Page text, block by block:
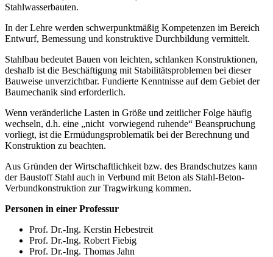
Stahlwasserbauten.
In der Lehre werden schwerpunktmäßig Kompetenzen im Bereich
Entwurf, Bemessung und konstruktive Durchbildung vermittelt.
Stahlbau bedeutet Bauen von leichten, schlanken Konstruktionen,
deshalb ist die Beschäftigung mit Stabilitätsproblemen bei dieser
Bauweise unverzichtbar. Fundierte Kenntnisse auf dem Gebiet der
Baumechanik sind erforderlich.
Wenn veränderliche Lasten in Größe und zeitlicher Folge häufig
wechseln, d.h. eine „nicht vorwiegend ruhende“ Beanspruchung
vorliegt, ist die Ermüdungsproblematik bei der Berechnung und
Konstruktion zu beachten.
Aus Gründen der Wirtschaftlichkeit bzw. des Brandschutzes kann
der Baustoff Stahl auch in Verbund mit Beton als Stahl-Beton-
Verbundkonstruktion zur Tragwirkung kommen.
Personen in einer Professur
Prof. Dr.-Ing. Kerstin Hebestreit
Prof. Dr.-Ing. Robert Fiebig
Prof. Dr.-Ing. Thomas Jahn